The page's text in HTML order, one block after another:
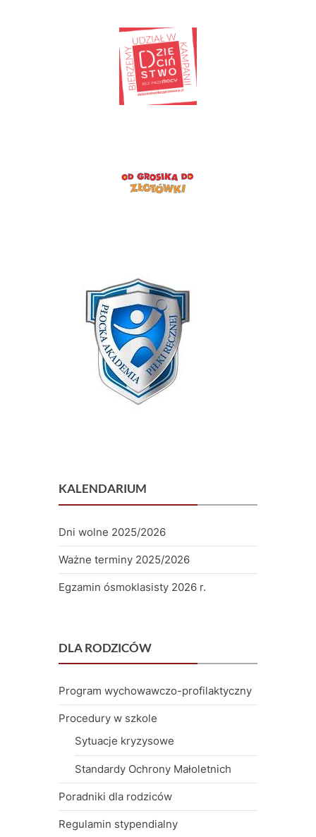
KALENDARIUM
Dni wolne 2025/2026
Ważne terminy 2025/2026
Egzamin ósmoklasisty 2026 r.
DLA RODZICÓW
Program wychowawczo-profilaktyczny
Procedury w szkole
Sytuacje kryzysowe
Standardy Ochrony Małoletnich
Poradniki dla rodziców
Regulamin stypendialny